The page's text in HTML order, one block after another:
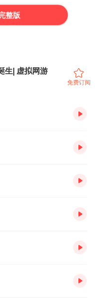
整版
生| 虚拟网游
免费订阅